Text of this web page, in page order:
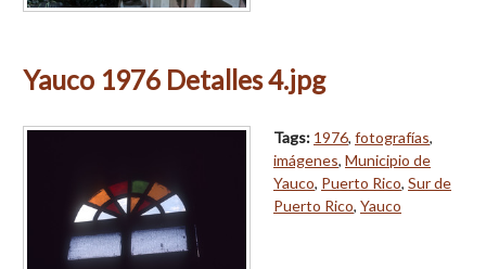
Yauco 1976 Detalles 4.jpg
Tags: 1976, fotografías,
imágenes, Municipio de
Yauco, Puerto Rico, Sur de
Puerto Rico, Yauco